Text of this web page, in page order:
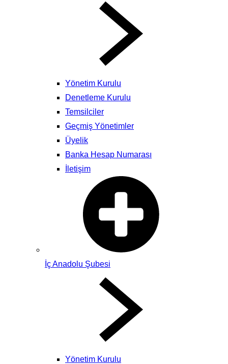
Yönetim Kurulu
Denetleme Kurulu
Temsilciler
Geçmiş Yönetimler
Üyelik
Banka Hesap Numarası
İletişim
İç Anadolu Şubesi
Yönetim Kurulu